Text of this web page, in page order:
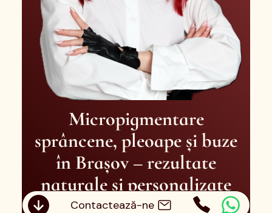
Contactează-ne
Micropigmentare
sprâncene, pleoape și buze
în Brașov – rezultate
naturale și personalizate